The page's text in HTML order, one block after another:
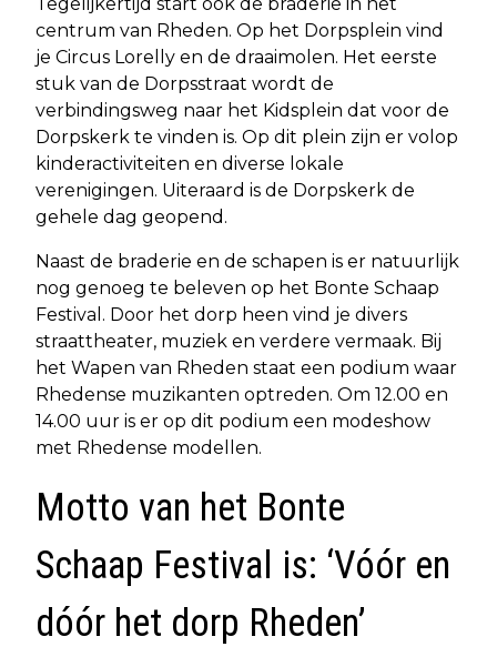
centrum van Rheden. Op het Dorpsplein vind
je Circus Lorelly en de draaimolen. Het eerste
stuk van de Dorpsstraat wordt de
verbindingsweg naar het Kidsplein dat voor de
Dorpskerk te vinden is. Op dit plein zijn er volop
kinderactiviteiten en diverse lokale
verenigingen. Uiteraard is de Dorpskerk de
gehele dag geopend.
Naast de braderie en de schapen is er natuurlijk
nog genoeg te beleven op het Bonte Schaap
Festival. Door het dorp heen vind je divers
straattheater, muziek en verdere vermaak. Bij
het Wapen van Rheden staat een podium waar
Rhedense muzikanten optreden. Om 12.00 en
14.00 uur is er op dit podium een modeshow
met Rhedense modellen.
Motto van het Bonte
Schaap Festival is: ‘Vóór en
dóór het dorp Rheden’